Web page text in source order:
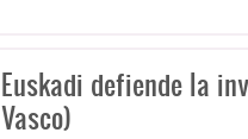
Euskadi defiende la
Vasco)